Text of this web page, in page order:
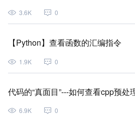
3.6K 0
【Python】查看函数的汇编指令
1.9K 0
代码的“真面目”---如何查看cpp预处
6.9K 0